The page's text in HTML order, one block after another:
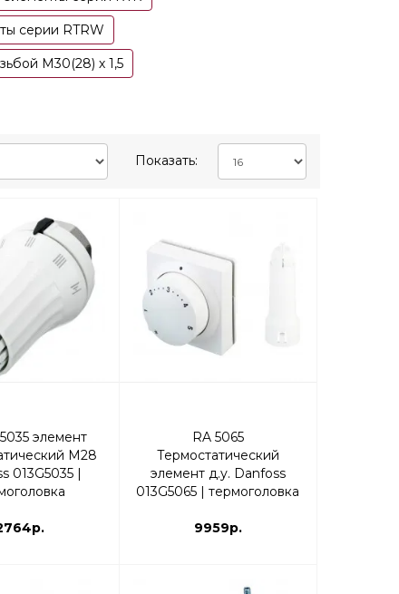
серии RTRW
М30(28) х 1,5
Показать:
элемент
М28
013G5035 |
RA 5065
Термостатический
элемент д.у. Danfoss
013G5065 | термоголовка
9959р.